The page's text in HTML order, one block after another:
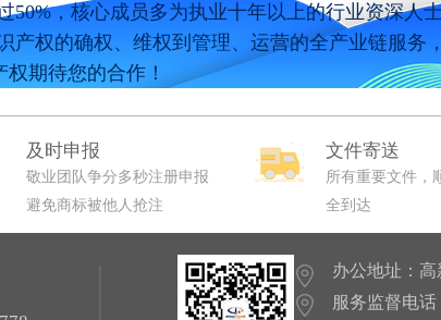
50%，核心成员多为执业十年以上的行业资深人
产权的确权、维权到管理、运营的全产业链服务
期待您的合作！
及时申报
敬业团队争分多秒注册申报
避免商标被他人抢注
文件寄送
所有重要文件，
全到达
办公地址：
服务监督电话